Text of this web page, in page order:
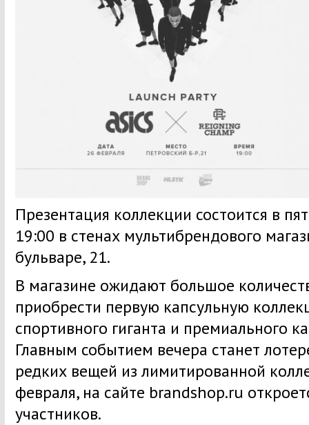
Презентация коллекции состоится в
19:00 в стенах мультибрендового
бульваре, 21.
В магазине ожидают большое
приобрести первую капсульную
спортивного гиганта и премиального
Главным событием вечера станет
редких вещей из лимитированной
февраля, на сайте brandshop.ru
участников.